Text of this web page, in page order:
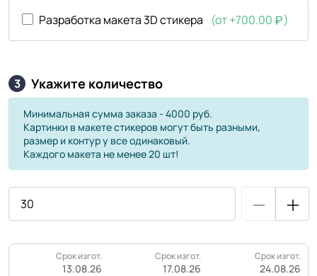
Разработка макета 3D стикера (от +700.00 )
3 Укажите количество
Минимальная сумма заказа - 4000 руб.
Картинки в макете стикеров могут быть разными,
размер и контур у все одинаковый.
Каждого макета не менее 20 шт!
Срок изгот.
13.08.26
Срок изгот.
17.08.26
Срок изгот.
24.08.26